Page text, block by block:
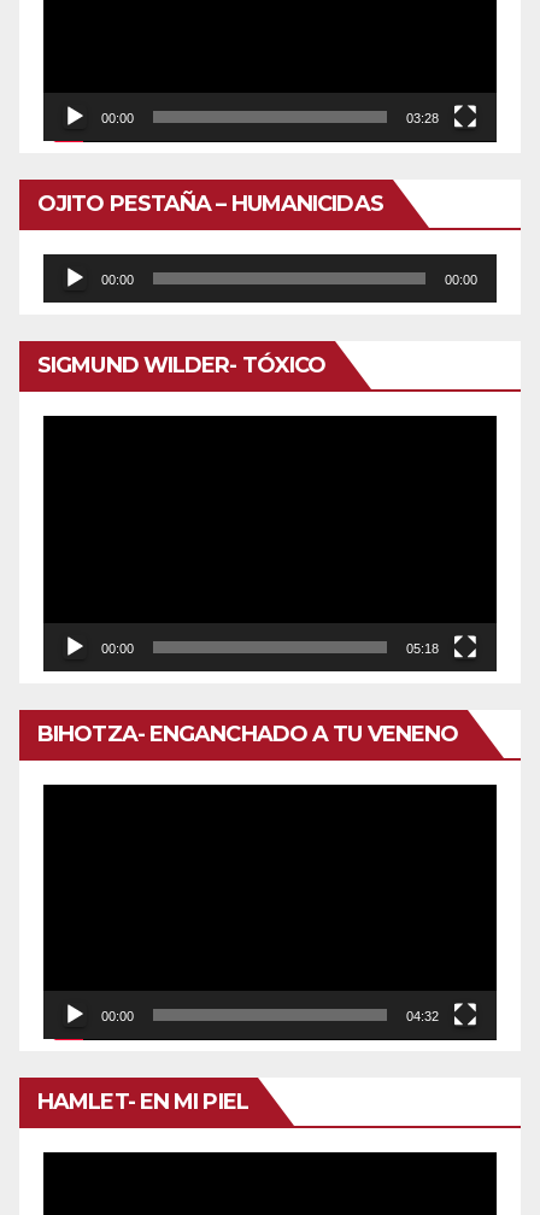
00:00 03:28
OJITO PESTAÑA – HUMANICIDAS
Reproductor
de
audio
00:00 00:00
SIGMUND WILDER- TÓXICO
00:00 05:18
BIHOTZA- ENGANCHADO A TU VENENO
00:00 04:32
HAMLET- EN MI PIEL